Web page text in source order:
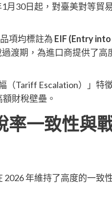
月30日起，對臺美對等貿
項均標註為 EIF (Entry
渡期，為進口商提供了高
（Tariff Escalation）」特
財稅壁壘。
率一致性與
年維持了高度的一致